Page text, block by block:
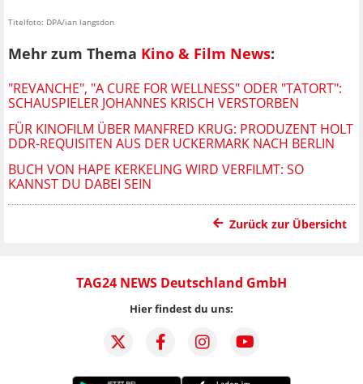
Titelfoto: DPA/ian langsdon
Mehr zum Thema Kino & Film News:
"REVANCHE", "A CURE FOR WELLNESS" ODER "TATORT":
SCHAUSPIELER JOHANNES KRISCH VERSTORBEN
FÜR KINOFILM ÜBER MANFRED KRUG: PRODUZENT HOLT
DDR-REQUISITEN AUS DER UCKERMARK NACH BERLIN
BUCH VON HAPE KERKELING WIRD VERFILMT: SO
KANNST DU DABEI SEIN
Zurück zur Übersicht
TAG24 NEWS Deutschland GmbH
Hier findest du uns: